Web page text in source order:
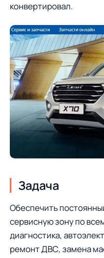
конвертировал.
Задача
Обеспечить
сервисную зону по
диагностика,
ремонт ДВС, замена